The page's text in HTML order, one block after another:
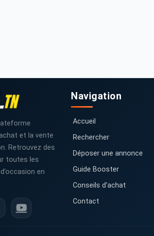
et la vente
Retrouvez des
toutes les
en
Navigation
Accueil
Rechercher
Déposer une annonce
Guide Booster
Conseils d'achat
Contact